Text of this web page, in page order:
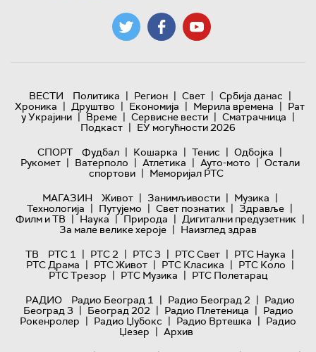
ВЕСТИ Политика | Регион | Свет | Србија данас |
Хроника | Друштво | Економија | Мерила времена | Рат
у Украјини | Време | Сервисне вести | Сматрачница |
Подкаст | ЕУ могућности 2026
СПОРТ
Фудбал | Кошарка | Тенис | Одбојка |
Рукомет | Ватерполо | Атлетика | Ауто-мото | Остали
спортови | Меморијал РТС
МАГАЗИН
Живот | Занимљивости | Музика |
Технологијa | Путујемо | Свет познатих | Здравље |
Филм и ТВ | Наука | Природа | Дигитални предузетник |
За мале велике хероје | Наизглед здрав
ТВ
РТС 1 | РТС 2 | РТС 3 | РТС Свет | РТС Наука |
РТС Драма | РТС Живот | РТС Класика | РТС Коло |
РТС Трезор | РТС Музика | РТС Полетарац
РАДИО
Радио Београд 1 | Радио Београд 2 | Радио
Београд 3 | Београд 202 | Радио Плетеница | Радио
Рокенролер | Радио Џубокс | Радио Вртешка | Радио
Џезер | Архив